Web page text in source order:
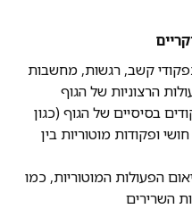
קשב, רגשות, מחשבות
הרצוניות של הגוף
בסיסיים של הגוף (כגון
ופקודות מוטוריות בין
הפעולות המוטוריות, כמו
השרירים